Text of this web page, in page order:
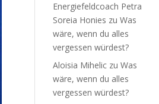
Energiefeldcoach Petra
Soreia Honies zu Was
wäre, wenn du alles
vergessen würdest?
Aloisia Miheliczu Was
wäre, wenn du alles
vergessen würdest?